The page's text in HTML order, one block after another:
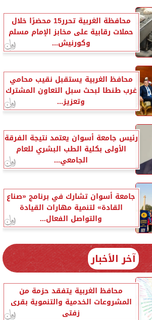
محافظة الغربية تحرر15 محضرًا خلال
حملات رقابية على مخابز الإمام مسلم
وكورنيش...
محافظ الغربية يستقبل نقيب محامي
غرب طنطا لبحث سبل التعاون المشترك
وتعزيز...
رئيس جامعة أسوان يعتمد نتيجة الفرقة
الأولى بكلية الطب البشري للعام
الجامعي...
جامعة أسوان تشارك في برنامج «صناع
القادة» لتنمية مهارات القيادة
والتواصل الفعال...
آخر الأخبار
محافظ الغربية يتفقد حزمة من
المشروعات الخدمية والتنموية بقرى
زفتى